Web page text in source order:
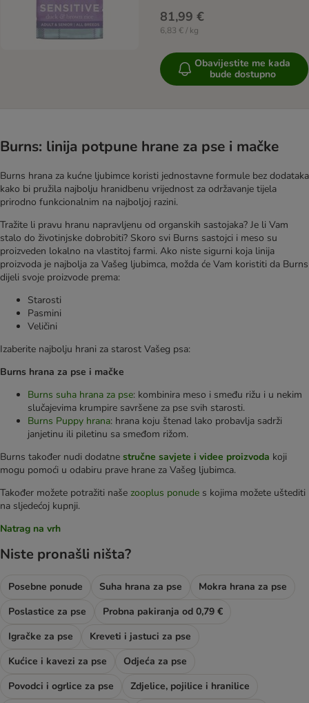
81,99 €
6,83 € / kg
Obavijestite me kada
bude dostupno
Burns: linija potpune hrane za pse i mačke
Burns hrana za kućne ljubimce koristi jednostavne formule bez dodataka
kako bi pružila najbolju hranidbenu vrijednost za održavanje tijela
prirodno funkcionalnim na najboljoj razini.
Tražite li pravu hranu napravljenu od organskih sastojaka? Je li Vam
stalo do životinjske dobrobiti? Skoro svi Burns sastojci i meso su
proizveden lokalno na vlastitoj farmi. Ako niste sigurni koja linija
proizvoda je najbolja za Vašeg ljubimca, možda će Vam koristiti da Burns
dijeli svoje proizvode prema:
Starosti
Pasmini
Veličini
Izaberite najbolju hrani za starost Vašeg psa:
Burns hrana za pse i mačke
Burns suha hrana za pse: kombinira meso i smeđu rižu i u nekim
slučajevima krumpire savršene za pse svih starosti.
Burns Puppy hrana: hrana koju štenad lako probavlja sadrži
janjetinu ili piletinu sa smeđom rižom.
Burns također nudi dodatne stručne savjete i videe proizvoda koji
mogu pomoći u odabiru prave hrane za Vašeg ljubimca.
Također možete potražiti naše zooplus ponude s kojima možete uštediti
na sljedećoj kupnji.
Natrag na vrh
Niste pronašli ništa?
Posebne ponude Suha hrana za pse
Mokra hrana za pse
Poslastice za pse
Probna pakiranja od 0,79 €
Igračke za pse
Kreveti i jastuci za pse
Kućice i kavezi za pse
Odjeća za pse
Povodci i ogrlice za pse
Zdjelice, pojilice i hranilice